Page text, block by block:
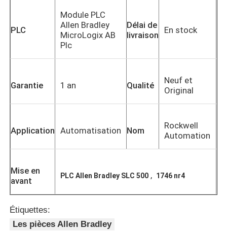
PLC
Module PLC
Allen Bradley
MicroLogix AB
Plc
Délai de
livraison
En stock
Garantie 1 an Qualité
Neuf et
Original
Application Automatisation Nom
Rockwell
Automation
Mise en
avant
PLC Allen Bradley SLC 500 , 1746 nr4
Étiquettes:
Les pièces Allen Bradley